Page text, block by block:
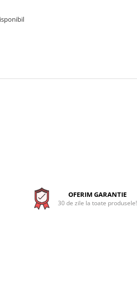
OFERIM GARANTIE
30 de zile la toate produsele!